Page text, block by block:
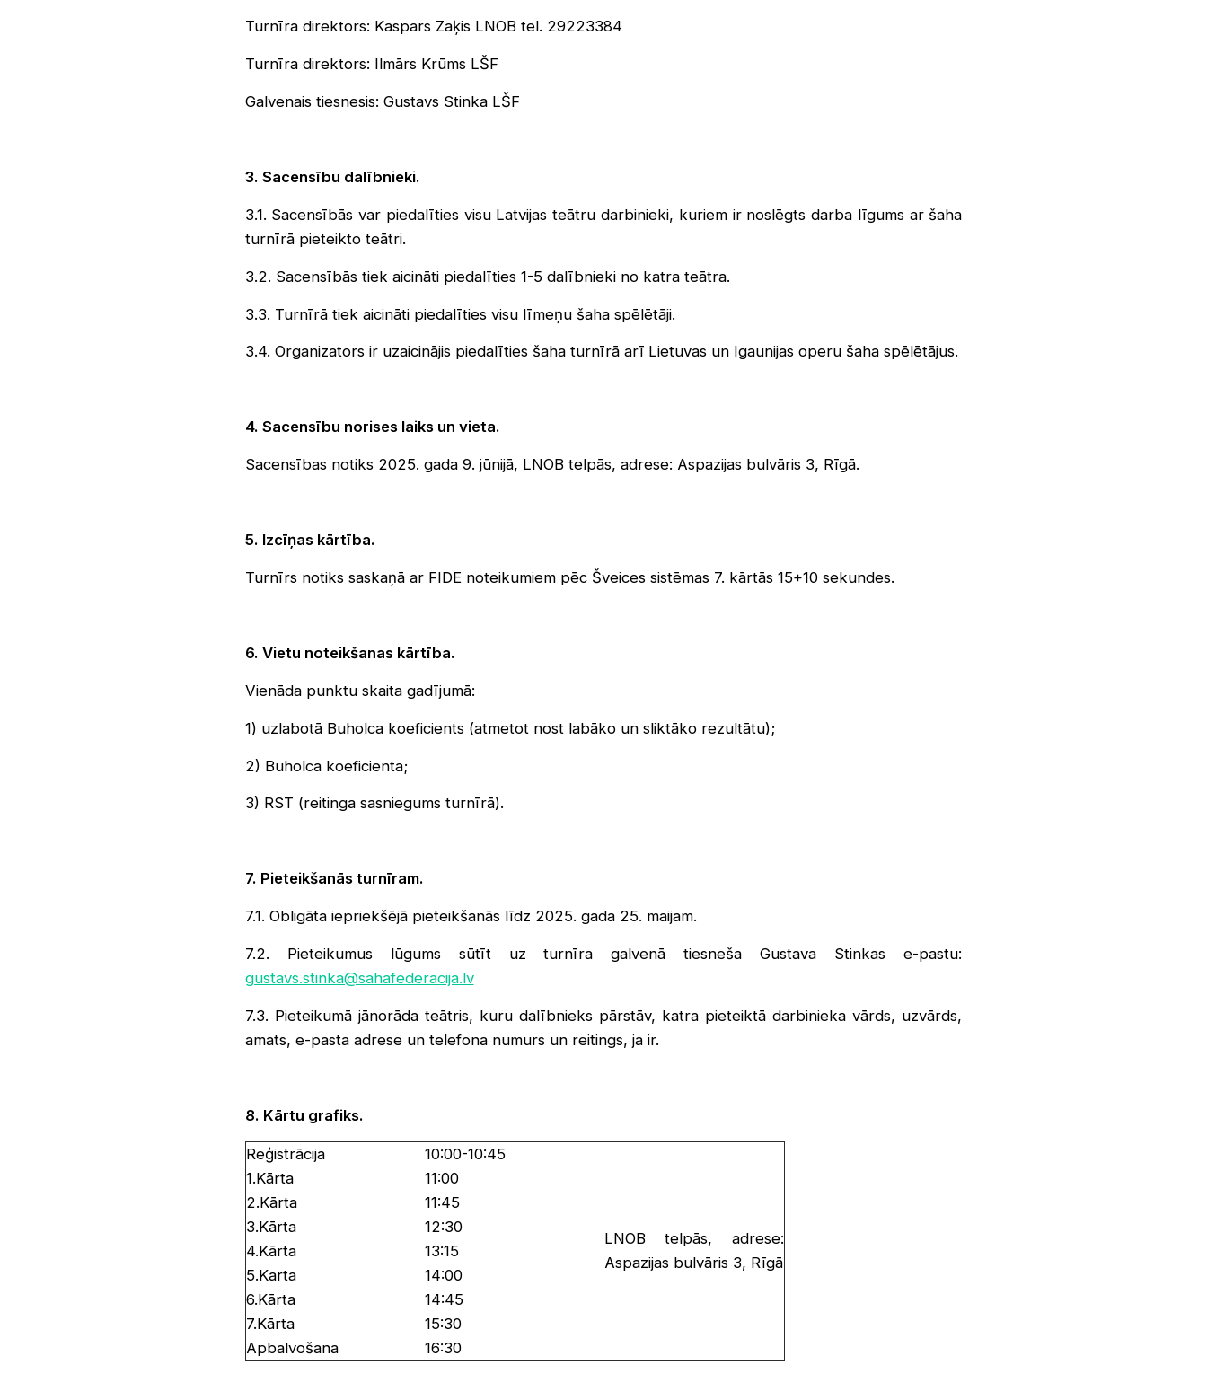
Turnīra direktors: Kaspars Zaķis LNOB tel. 29223384
Turnīra direktors: Ilmārs Krūms LŠF
Galvenais tiesnesis: Gustavs Stinka LŠF
3. Sacensību dalībnieki.
3.1. Sacensībās var piedalīties visu Latvijas teātru darbinieki, kuriem ir noslēgts darba līgums ar šaha
turnīrā pieteikto teātri.
3.2. Sacensībās tiek aicināti piedalīties 1-5 dalībnieki no katra teātra.
3.3. Turnīrā tiek aicināti piedalīties visu līmeņu šaha spēlētāji.
3.4. Organizators ir uzaicinājis piedalīties šaha turnīrā arī Lietuvas un Igaunijas operu šaha spēlētājus.
4. Sacensību norises laiks un vieta.
Sacensības notiks 2025. gada 9. jūnijā, LNOB telpās, adrese: Aspazijas bulvāris 3, Rīgā.
5. Izcīņas kārtība.
Turnīrs notiks saskaņā ar FIDE noteikumiem pēc Šveices sistēmas 7. kārtās 15+10 sekundes.
6. Vietu noteikšanas kārtība.
Vienāda punktu skaita gadījumā:
1) uzlabotā Buholca koeficients (atmetot nost labāko un sliktāko rezultātu);
2) Buholca koeficienta;
3) RST (reitinga sasniegums turnīrā).
7. Pieteikšanās turnīram.
7.1. Obligāta iepriekšējā pieteikšanās līdz 2025. gada 25. maijam.
7.2. Pieteikumus lūgums sūtīt uz turnīra galvenā tiesneša Gustava Stinkas e-pastu:
gustavs.stinka@sahafederacija.lv
7.3. Pieteikumā jānorāda teātris, kuru dalībnieks pārstāv, katra pieteiktā darbinieka vārds, uzvārds,
amats, e-pasta adrese un telefona numurs un reitings, ja ir.
8. Kārtu grafiks.
Reģistrācija 10:00-10:45
LNOB telpās, adrese:
Aspazijas bulvāris 3, Rīgā
1.Kārta
11:00
2.Kārta
11:45
3.Kārta
12:30
4.Kārta
13:15
5.Karta
14:00
6.Kārta
14:45
7.Kārta
15:30
Apbalvošana
16:30